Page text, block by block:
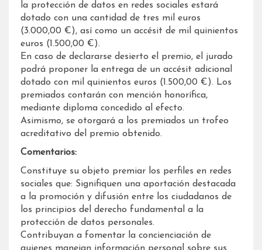
la protección de datos en redes sociales estará
dotado con una cantidad de tres mil euros
(3.000,00 €), así como un accésit de mil quinientos
euros (1.500,00 €).
En caso de declararse desierto el premio, el jurado
podrá proponer la entrega de un accésit adicional
dotado con mil quinientos euros (1.500,00 €). Los
premiados contarán con mención honorífica,
mediante diploma concedido al efecto.
Asimismo, se otorgará a los premiados un trofeo
acreditativo del premio obtenido.
Comentarios:
Constituye su objeto premiar los perfiles en redes
sociales que: Signifiquen una aportación destacada
a la promoción y difusión entre los ciudadanos de
los principios del derecho fundamental a la
protección de datos personales.
Contribuyan a fomentar la concienciación de